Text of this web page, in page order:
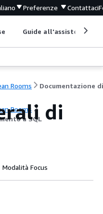
Preferenze Contattaci
Guide all'assistenza
Rooms
Rooms
a SQL di
Modalità Focus